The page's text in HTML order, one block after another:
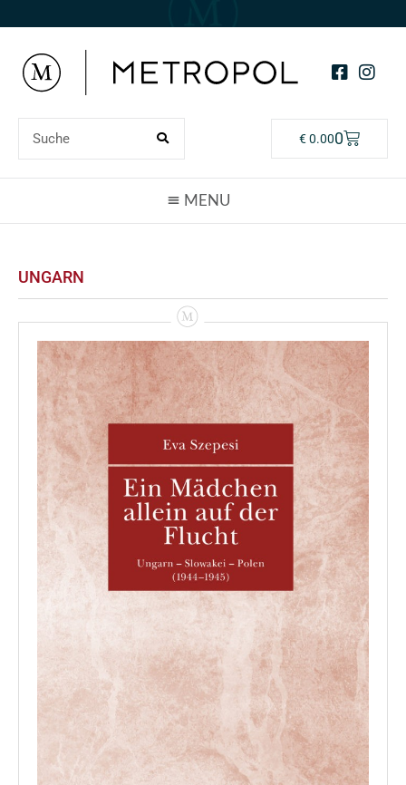
€0.000
UNGARN